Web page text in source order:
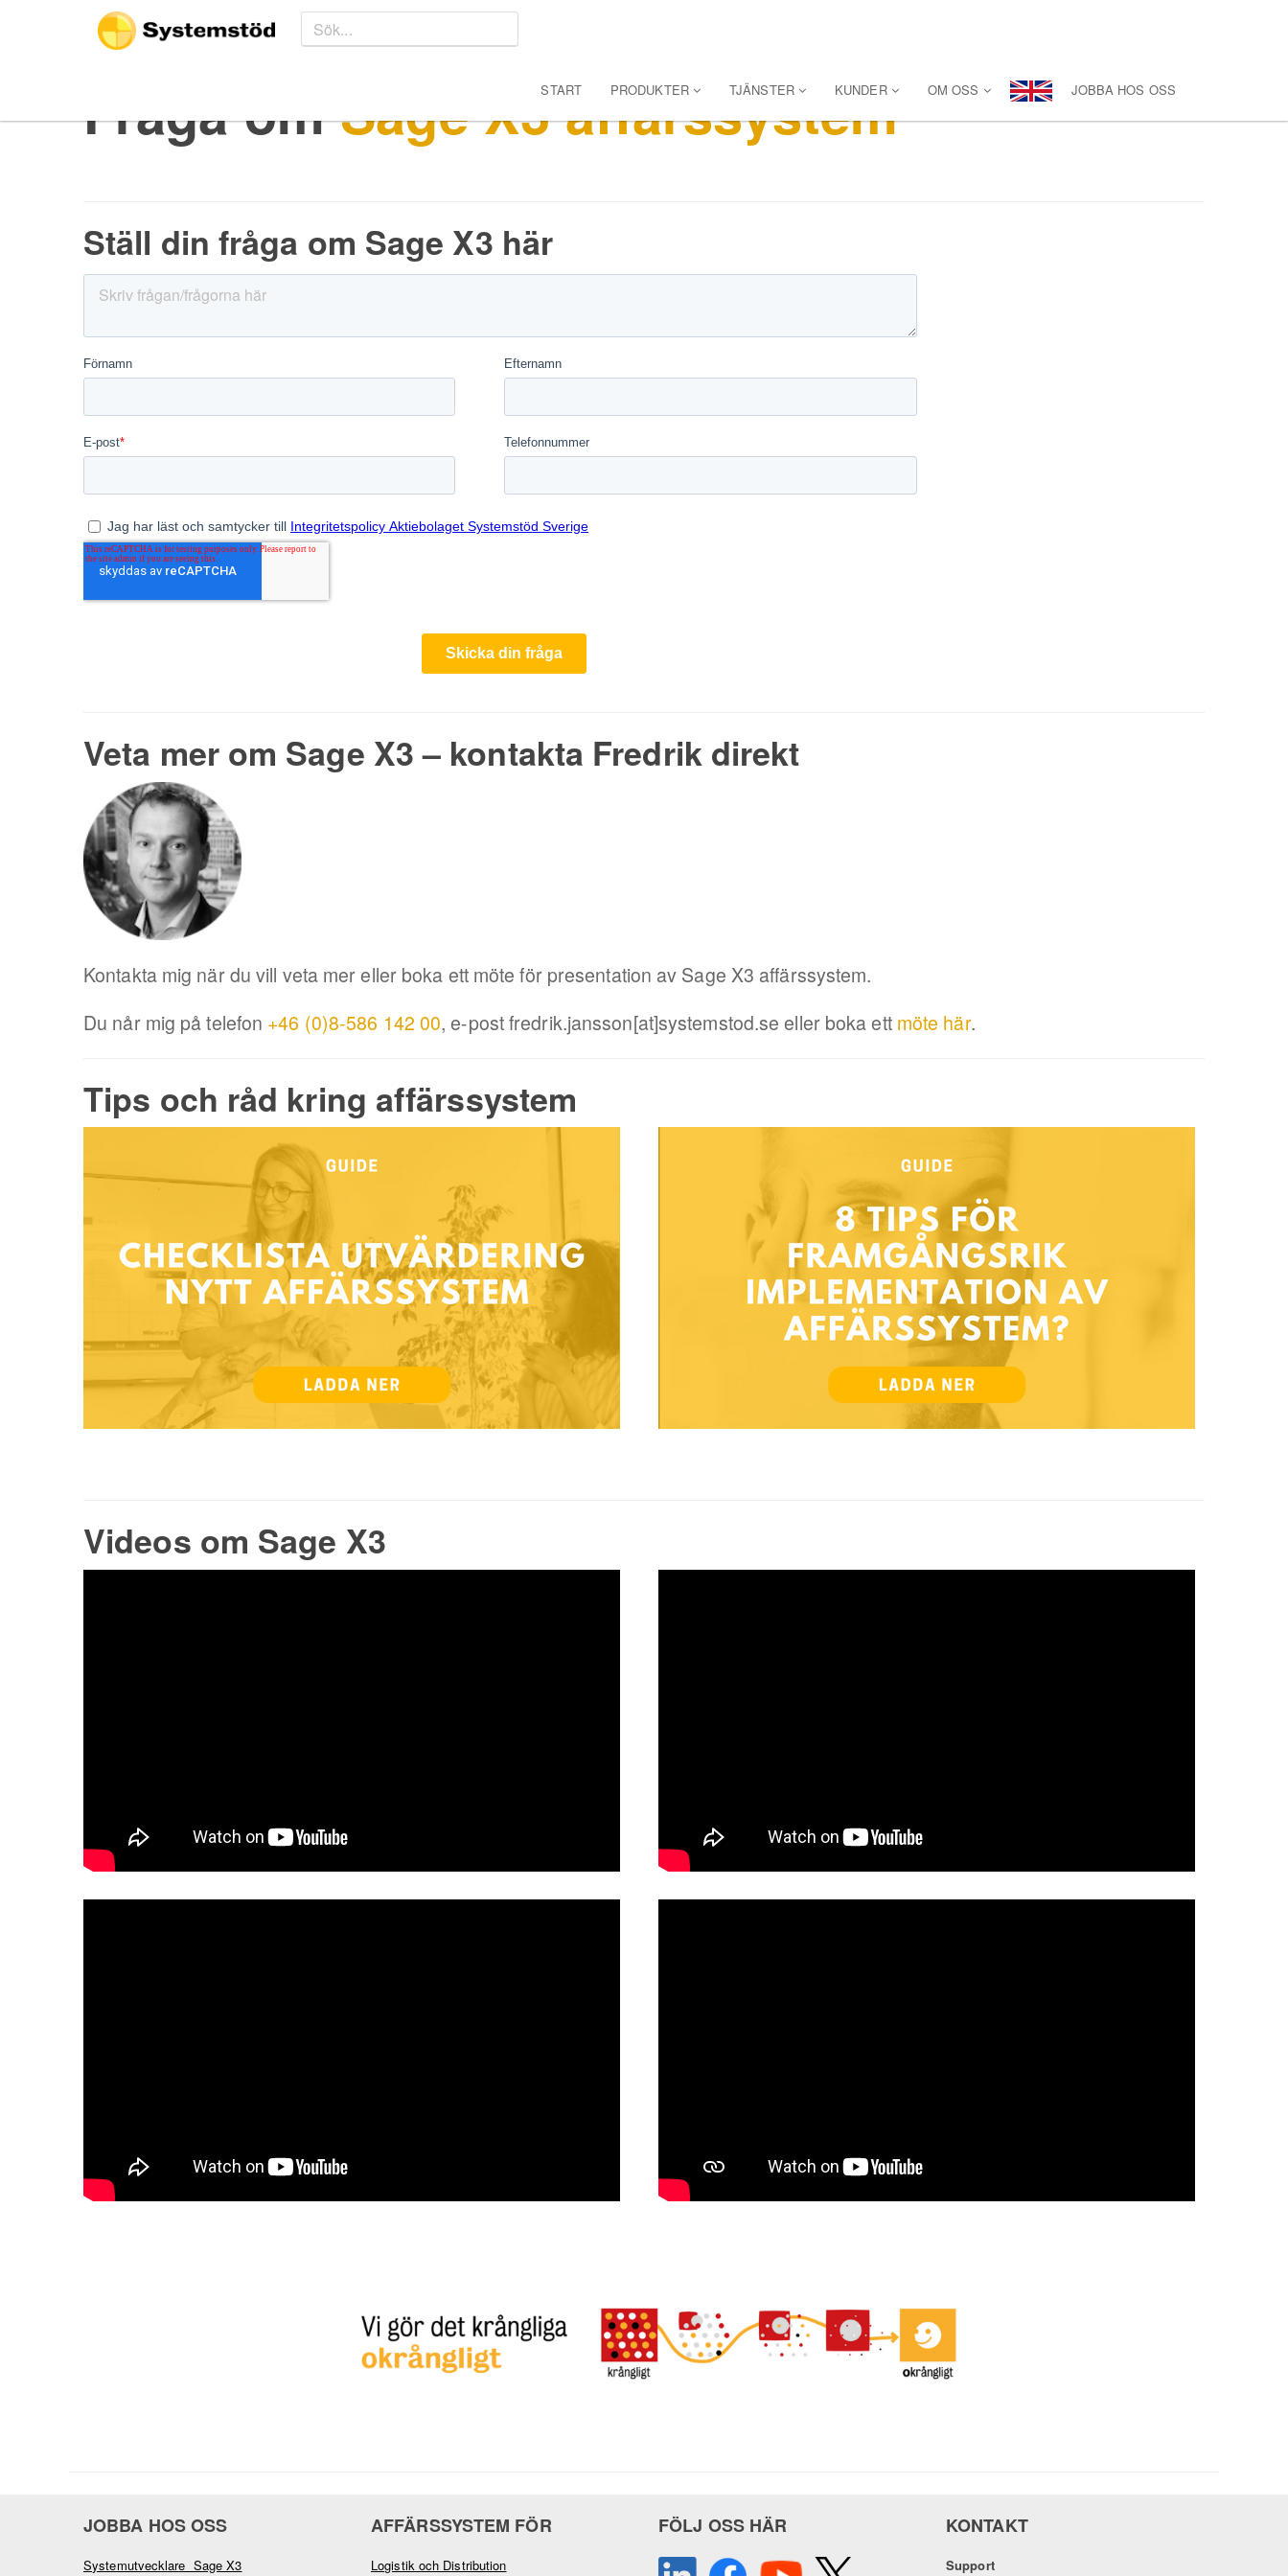
START PRODUKTER TJÄNSTER KUNDER OM OSS JOBBA HOS OSS
Fråga omSage X3 affärssystem
Ställ din fråga om Sage X3 här
Veta mer om Sage X3 – kontakta Fredrik direkt
Kontakta mig när du vill veta mer eller boka ett möte för presentation av Sage X3 affärssystem.
Du når mig på telefon +46 (0)8-586 142 00, e-post fredrik.jansson[at]systemstod.se eller boka ett möte här.
Tips och råd kring affärssystem
Videos om Sage X3
JOBBA HOS OSS
Systemutvecklare Sage X3
AFFÄRSSYSTEM FÖR
Logistik och Distribution
FÖLJ OSS HÄR KONTAKT
Support